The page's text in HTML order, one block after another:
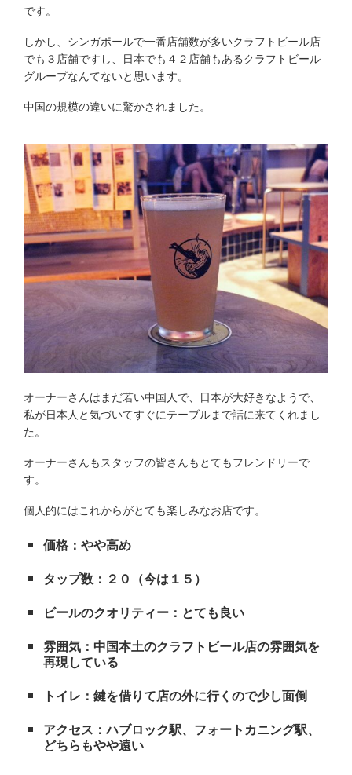
です。
しかし、シンガポールで一番店舗数が多いクラフトビール店
でも３店舗ですし、日本でも４２店舗もあるクラフトビール
グループなんてないと思います。
中国の規模の違いに驚かされました。
オーナーさんはまだ若い中国人で、日本が大好きなようで、
私が日本人と気づいてすぐにテーブルまで話に来てくれまし
た。
オーナーさんもスタッフの皆さんもとてもフレンドリーで
す。
個人的にはこれからがとても楽しみなお店です。
価格：やや高め
タップ数：２０（今は１５）
ビールのクオリティー：とても良い
雰囲気：中国本土のクラフトビール店の雰囲気を
再現している
トイレ：鍵を借りて店の外に行くので少し面倒
アクセス：ハブロック駅、フォートカニング駅、
どちらもやや遠い